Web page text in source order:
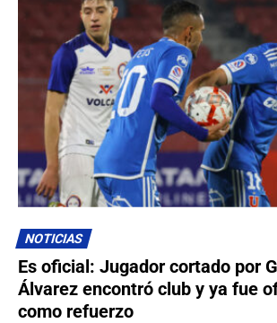
NOTICIAS
Es oficial: Jugador cortado por
Álvarez encontró club y ya fue
como refuerzo